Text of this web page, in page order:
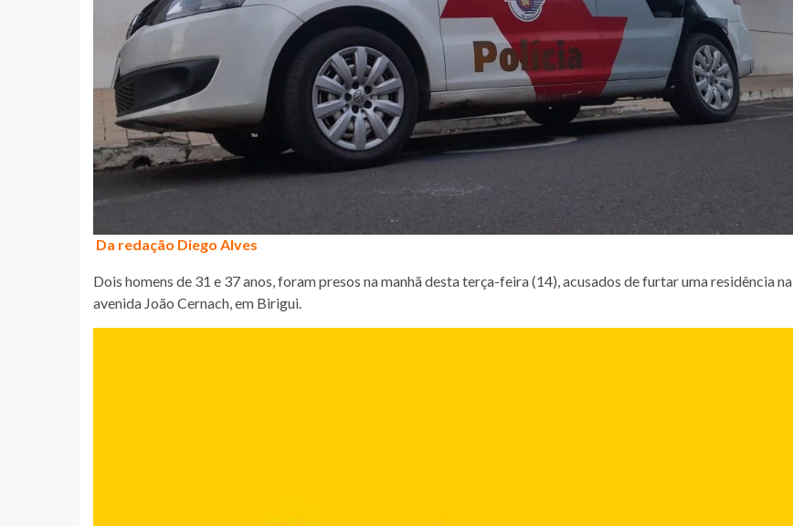
Da redação Diego Alves
Dois homens de 31 e 37 anos, foram presos na manhã desta terça-feira (14), acusados de furtar uma residência na
avenida João Cernach, em Birigui.